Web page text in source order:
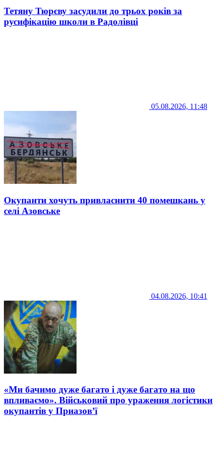
Тетяну Тюрєву засудили до трьох років за
русифікацію школи в Радолівці
05.08.2026, 11:48
Окупанти хочуть привласнити 40 помешкань у
селі Азовське
04.08.2026, 10:41
«Ми бачимо дуже багато і дуже багато на що
впливаємо». Військовий про ураження логістики
окупантів у Приазов’ї